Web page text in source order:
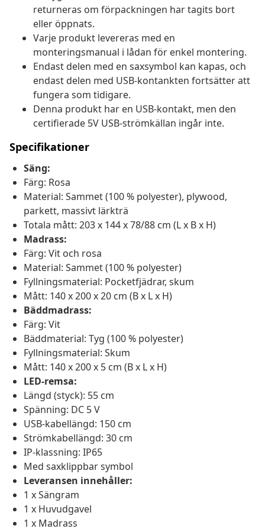
returneras om förpackningen har tagits bort
eller öppnats.
Varje produkt levereras med en
monteringsmanual i lådan för enkel montering.
Endast delen med en saxsymbol kan kapas, och
endast delen med USB-kontankten fortsätter att
fungera som tidigare.
Denna produkt har en USB-kontakt, men den
certifierade 5V USB-strömkällan ingår inte.
Specifikationer
Säng:
Färg: Rosa
Material: Sammet (100 % polyester), plywood,
parkett, massivt lärkträ
Totala mått: 203 x 144 x 78/88 cm (L x B x H)
Madrass:
Färg: Vit och rosa
Material: Sammet (100 % polyester)
Fyllningsmaterial: Pocketfjädrar, skum
Mått: 140 x 200 x 20 cm (B x L x H)
Bäddmadrass:
Färg: Vit
Bäddmaterial: Tyg (100 % polyester)
Fyllningsmaterial: Skum
Mått: 140 x 200 x 5 cm (B x L x H)
LED-remsa:
Längd (styck): 55 cm
Spänning: DC 5 V
USB-kabellängd: 150 cm
Strömkabellängd: 30 cm
IP-klassning: IP65
Med saxklippbar symbol
Leveransen innehåller:
1 x Sängram
1 x Huvudgavel
1 x Madrass